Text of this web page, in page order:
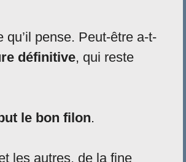
pense. Peut-être a-t-
définitive, qui reste
le bon filon.
les autres, de la fine